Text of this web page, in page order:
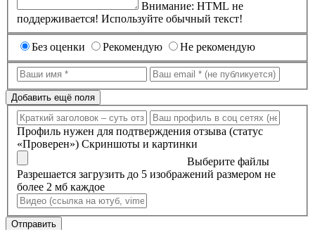
Внимание: HTML не
поддерживается! Используйте обычный текст!
Без оценки Рекомендую Не рекомендую
Добавить ещё поля
Профиль нужен для подтверждения отзыва (статус
«Проверен») Скриншоты и картинки
Выберите файлы
Разрешается загрузить до 5 изображений размером не
более 2 мб каждое
Отправить